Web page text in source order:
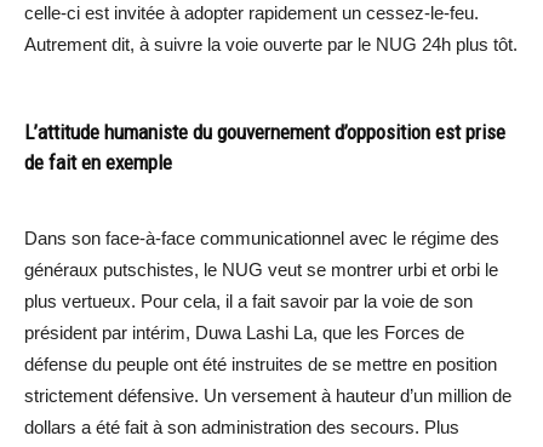
celle-ci est invitée à adopter rapidement un cessez-le-feu.
Autrement dit, à suivre la voie ouverte par le NUG 24h plus tôt.
L’attitude humaniste du gouvernement d’opposition est prise
de fait en exemple
Dans son face-à-face communicationnel avec le régime des
généraux putschistes, le NUG veut se montrer urbi et orbi le
plus vertueux. Pour cela, il a fait savoir par la voie de son
président par intérim, Duwa Lashi La, que les Forces de
défense du peuple ont été instruites de se mettre en position
strictement défensive. Un versement à hauteur d’un million de
dollars a été fait à son administration des secours. Plus